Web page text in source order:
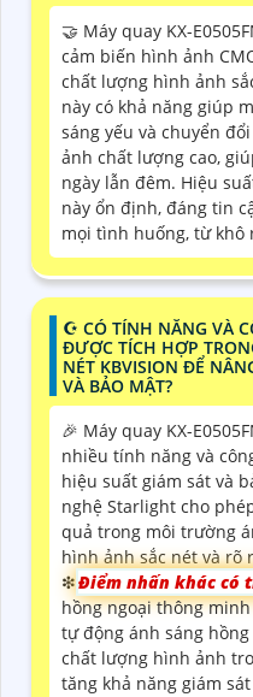
🤝 Máy quay KX-
cảm biến hình ảnh
chất lượng hình ảnh
này có khả năng giúp
sáng yếu và chuyển
ảnh chất lượng cao,
ngày lẫn đêm. Hiệu
này ổn định, đáng tin
mọi tình huống, từ khô
☪ CÓ TÍNH NĂNG VÀ
ĐƯỢC TÍCH HỢP
NÉT KBVISION ĐỂ
VÀ BẢO MẬT?
️🎉 Máy quay KX-
nhiều tính năng và
hiệu suất giám sát và
nghệ Starlight cho
quả trong môi trường
hình ảnh sắc nét và rõ
❇Điểm nhấn khác có
hồng ngoại thông
tự động ánh sáng
chất lượng hình ảnh
tăng khả năng giám